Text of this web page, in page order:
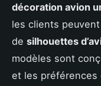
décoration avion
les clients
de silhouettes
modèles sont
et les préférences